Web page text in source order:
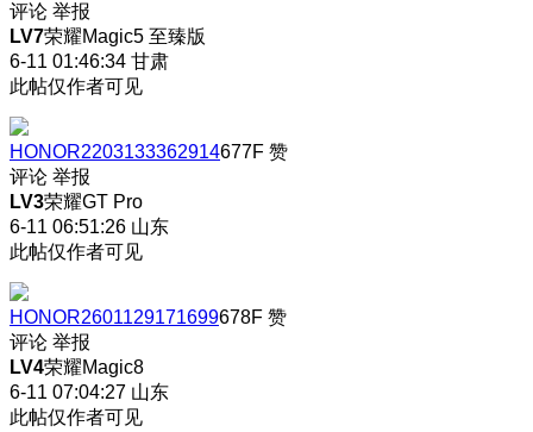
评论 举报
LV7荣耀Magic5 至臻版
6-11 01:46:34 甘肃
此帖仅作者可见
HONOR2203133362914677F 赞
评论 举报
LV3荣耀GT Pro
6-11 06:51:26 山东
此帖仅作者可见
HONOR2601129171699678F 赞
评论 举报
LV4荣耀Magic8
6-11 07:04:27 山东
此帖仅作者可见